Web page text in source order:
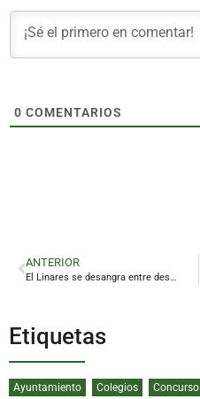
0 COMENTARIOS
ANTERIOR
Etiquetas
Ayuntamiento Colegios Concurso